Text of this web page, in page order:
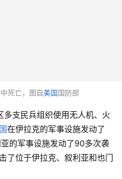
死亡，图自美国国防部
多支民兵组织使用无人机、火
在伊拉克的军事设施发动了
的军事设施发动了90多次袭
了位于伊拉克、叙利亚和也门